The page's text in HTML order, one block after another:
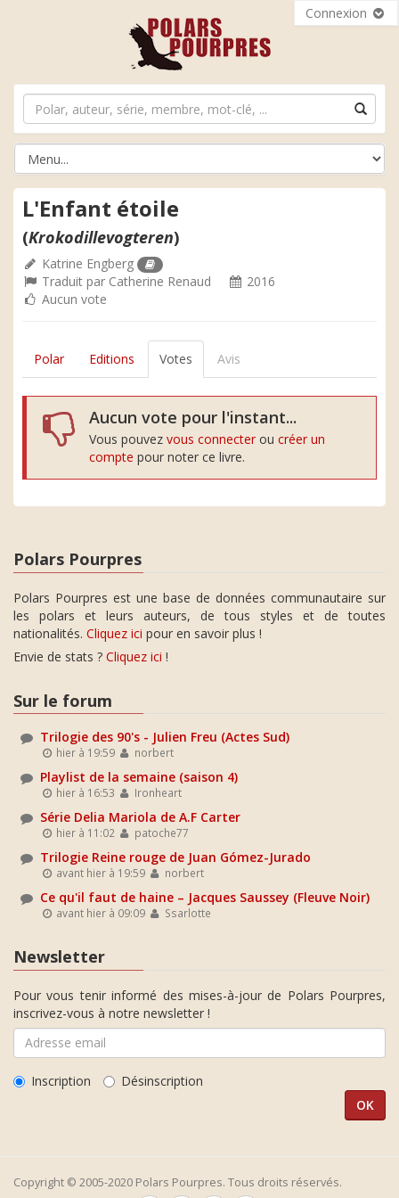
Connexion
L'Enfant étoile
(Krokodillevogteren)
Katrine Engberg
Traduit par Catherine Renaud
2016
Aucun vote
Polar Editions Votes Avis
Aucun vote pour l'instant...
Vous pouvez vous connecter ou créer un
compte pour noter ce livre.
Polars Pourpres
Polars Pourpres est une base de données communautaire sur
les polars et leurs auteurs, de tous styles et de toutes
nationalités. Cliquez ici pour en savoir plus !
Envie de stats ? Cliquez ici !
Sur le forum
Trilogie des 90's - Julien Freu (Actes Sud)
hier à 19:59 norbert
Playlist de la semaine (saison 4)
hier à 16:53 Ironheart
Série Delia Mariola de A.F Carter
hier à 11:02 patoche77
Trilogie Reine rouge de Juan Gómez-Jurado
avant hier à 19:59 norbert
Ce qu'il faut de haine – Jacques Saussey (Fleuve Noir)
avant hier à 09:09 Ssarlotte
Newsletter
Pour vous tenir informé des mises-à-jour de Polars Pourpres,
inscrivez-vous à notre newsletter !
Inscription Désinscription
Copyright © 2005-2020 Polars Pourpres. Tous droits réservés.